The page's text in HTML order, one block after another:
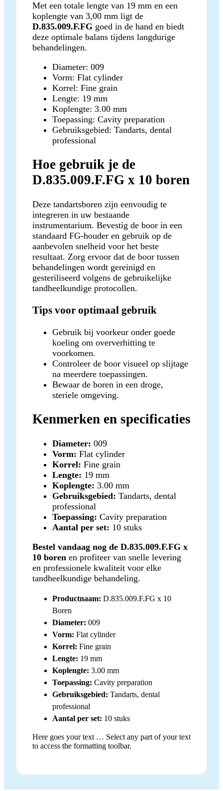
Met een totale lengte van 19 mm en een
koplengte van 3,00 mm ligt de
D.835.009.F.FG goed in de hand en biedt
deze optimale balans tijdens langdurige
behandelingen.
Diameter: 009
Vorm: Flat cylinder
Korrel: Fine grain
Lengte: 19 mm
Koplengte: 3.00 mm
Toepassing: Cavity preparation
Gebruiksgebied: Tandarts, dental
professional
Hoe gebruik je de
D.835.009.F.FG x 10 boren
Deze tandartsboren zijn eenvoudig te
integreren in uw bestaande
instrumentarium. Bevestig de boor in een
standaard FG-houder en gebruik op de
aanbevolen snelheid voor het beste
resultaat. Zorg ervoor dat de boor tussen
behandelingen wordt gereinigd en
gesteriliseerd volgens de gebruikelijke
tandheelkundige protocollen.
Tips voor optimaal gebruik
Gebruik bij voorkeur onder goede
koeling om oververhitting te
voorkomen.
Controleer de boor visueel op slijtage
na meerdere toepassingen.
Bewaar de boren in een droge,
steriele omgeving.
Kenmerken en specificaties
Diameter: 009
Vorm: Flat cylinder
Korrel: Fine grain
Lengte: 19 mm
Koplengte: 3.00 mm
Gebruiksgebied: Tandarts, dental
professional
Toepassing: Cavity preparation
Aantal per set: 10 stuks
Bestel vandaag nog de D.835.009.F.FG x
10 boren en profiteer van snelle levering
en professionele kwaliteit voor elke
tandheelkundige behandeling.
Productnaam: D.835.009.F.FG x 10
Boren
Diameter: 009
Vorm: Flat cylinder
Korrel: Fine grain
Lengte: 19 mm
Koplengte: 3.00 mm
Toepassing: Cavity preparation
Gebruiksgebied: Tandarts, dental
professional
Aantal per set: 10 stuks
Here goes your text … Select any part of your text
to access the formatting toolbar.